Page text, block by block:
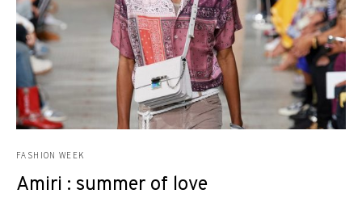
FASHION WEEK
Amiri : summer of love